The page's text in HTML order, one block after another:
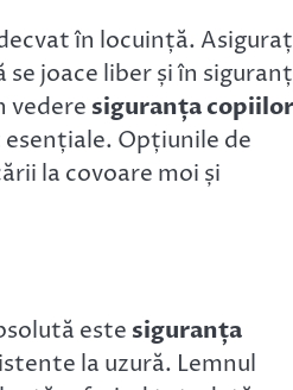
în locuință.
joace liber și în
vedere siguranța copiilor
Opțiunile de
la covoare moi și
este siguranța
la uzură. Lemnul